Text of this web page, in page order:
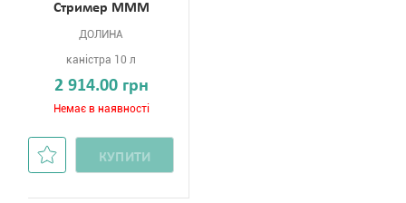
Стример МММ
ДОЛИНА
каністра 10 л
2 914.00 грн
Немає в наявності
КУПИТИ